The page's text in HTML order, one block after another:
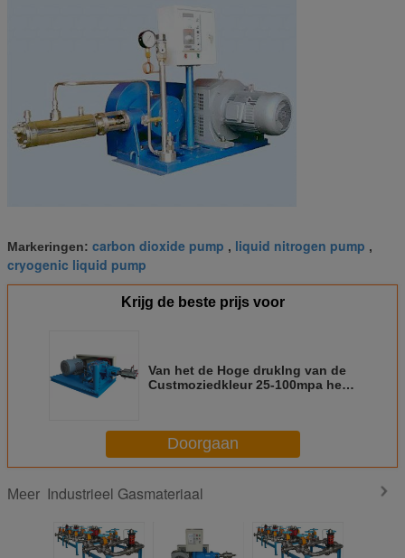
Markeringen: carbon dioxide pump , liquid nitrogen pump ,
cryogenic liquid pump
Krijg de beste prijs voor
Van het de Hoge druklng van de
Custmoziedkleur 25-100mpa het
Vloeibare
Doorgaan
Meer Industrieel Gasmateriaal